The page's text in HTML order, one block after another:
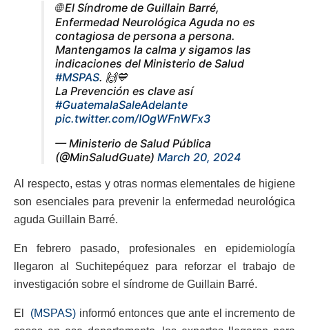
🌐 El Síndrome de Guillain Barré,
Enfermedad Neurológica Aguda no es
contagiosa de persona a persona.
Mantengamos la calma y sigamos las
indicaciones del Ministerio de Salud
#MSPAS. 🙌💙
La Prevención es clave así
#GuatemalaSaleAdelante
pic.twitter.com/IOgWFnWFx3
— Ministerio de Salud Pública
(@MinSaludGuate) March 20, 2024
Al respecto, estas y otras normas elementales de higiene
son esenciales para prevenir la enfermedad neurológica
aguda Guillain Barré.
En febrero pasado, profesionales en epidemiología
llegaron al Suchitepéquez para reforzar el trabajo de
investigación sobre el síndrome de Guillain Barré.
El (MSPAS) informó entonces que ante el incremento de